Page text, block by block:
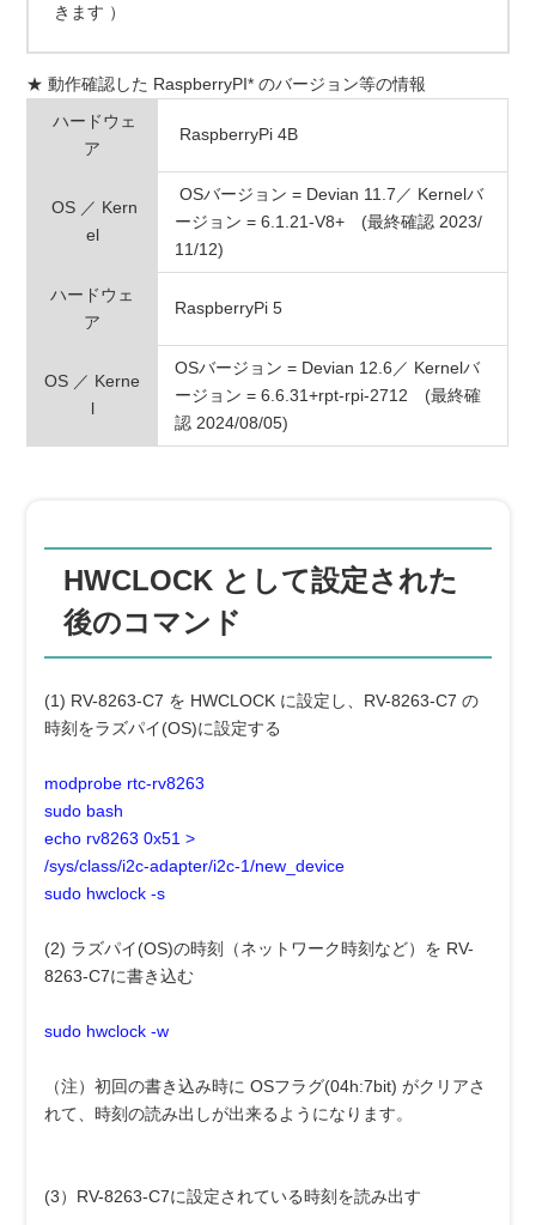
きます ）
★ 動作確認した RaspberryPI* のバージョン等の情報
ハードウェ
ア
RaspberryPi 4B
OS ／ Kern
el
OSバージョン = Devian 11.7／ Kernelバ
ージョン = 6.1.21-V8+ (最終確認 2023/
11/12)
ハードウェ
ア
RaspberryPi 5
OS ／ Kerne
l
OSバージョン = Devian 12.6／ Kernelバ
ージョン = 6.6.31+rpt-rpi-2712 (最終確
認 2024/08/05)
HWCLOCK として設定された
後のコマンド
(1) RV-8263-C7 を HWCLOCK に設定し、RV-8263-C7 の
時刻をラズパイ(OS)に設定する
modprobe rtc-rv8263
sudo bash
echo rv8263 0x51 >
/sys/class/i2c-adapter/i2c-1/new_device
sudo hwclock -s
(2) ラズパイ(OS)の時刻（ネットワーク時刻など）を RV-
8263-C7に書き込む
sudo hwclock -w
（注）初回の書き込み時に OSフラグ(04h:7bit) がクリアさ
れて、時刻の読み出しが出来るようになります。
(3）RV-8263-C7に設定されている時刻を読み出す